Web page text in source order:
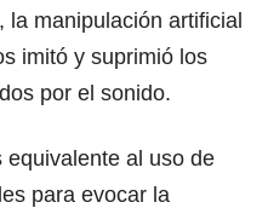
la manipulación artificial
imitó y suprimió los
por el sonido.
al uso de
para evocar la